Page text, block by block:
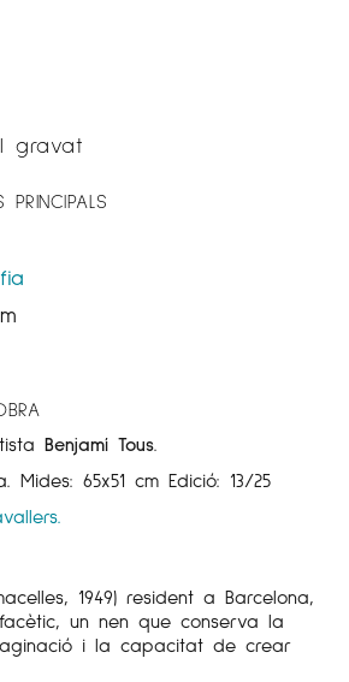
gravat
PRINCIPALS
Benjamí Tous.
Mides: 65x51 cm Edició: 13/25
1949) resident a Barcelona,
un nen que conserva la
i la capacitat de crear